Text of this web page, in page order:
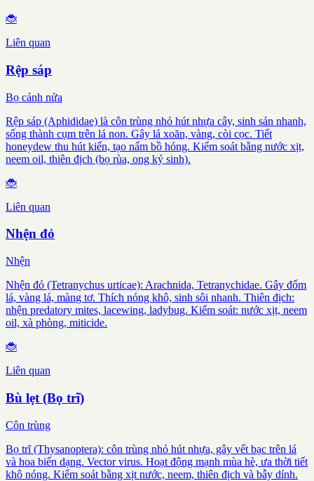
🐞
Liên quan
Rệp sáp
Bọ cánh nửa
Rệp sáp (Aphididae) là côn trùng nhỏ hút nhựa cây, sinh sản nhanh,
sống thành cụm trên lá non. Gây lá xoăn, vàng, còi cọc. Tiết
honeydew thu hút kiến, tạo nấm bồ hóng. Kiểm soát bằng nước xịt,
neem oil, thiên địch (bọ rùa, ong ký sinh).
🐞
Liên quan
Nhện đỏ
Nhện
Nhện đỏ (Tetranychus urticae): Arachnida, Tetranychidae. Gây đốm
lá, vàng lá, màng tơ. Thích nóng khô, sinh sôi nhanh. Thiên địch:
nhện predatory mites, lacewing, ladybug. Kiểm soát: nước xịt, neem
oil, xà phòng, miticide.
🐞
Liên quan
Bù lẹt (Bọ trĩ)
Côn trùng
Bọ trĩ (Thysanoptera): côn trùng nhỏ hút nhựa, gây vết bạc trên lá
và hoa biến dạng. Vector virus. Hoạt động mạnh mùa hè, ưa thời tiết
khô nóng. Kiểm soát bằng xịt nước, neem, thiên địch và bẫy dính.